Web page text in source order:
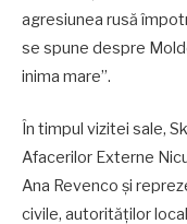
agresiunea rusă
se spune despre
inima mare”.
În timpul vizitei sale,
Afacerilor Externe
Ana Revenco și
civile, autorităților